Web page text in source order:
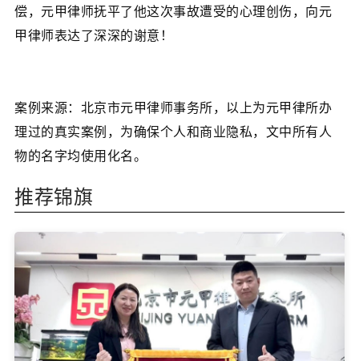
偿，元甲律师抚平了他这次事故遭受的心理创伤，向元
甲律师表达了深深的谢意！
案例来源：北京市元甲律师事务所，以上为元甲律所办
理过的真实案例，为确保个人和商业隐私，文中所有人
物的名字均使用化名。
推荐锦旗